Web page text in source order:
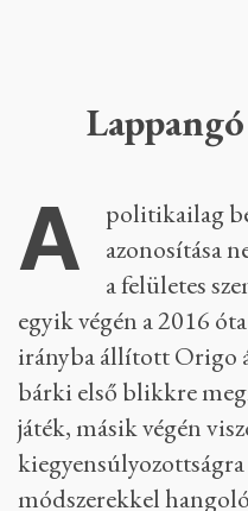
A
politikailag
azonosítása
a felületes
egyik végén a 2016
irányba állított Origo
bárki első blikkre
játék, másik végén
módszerekkel